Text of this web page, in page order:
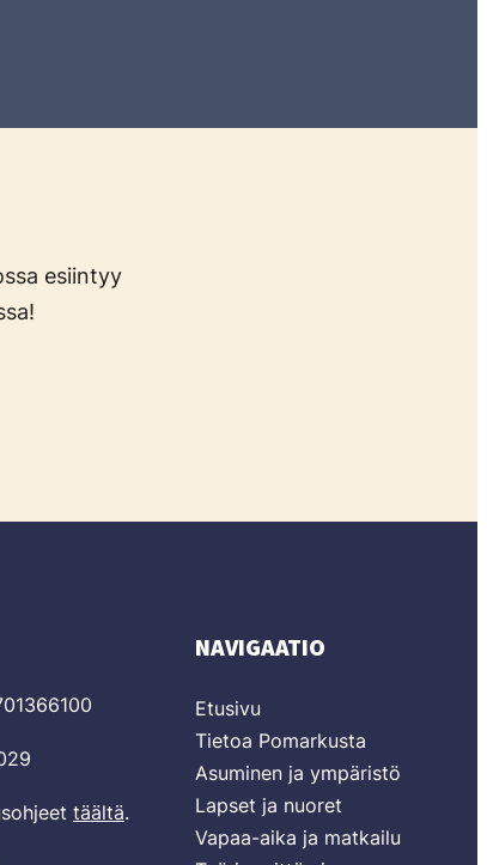
esiintyy
täältä.
NAVIGAATIO
Etusivu
Tietoa Pomarkusta
Asuminen ja ympäristö
Lapset ja nuoret
Vapaa-aika ja matkailu